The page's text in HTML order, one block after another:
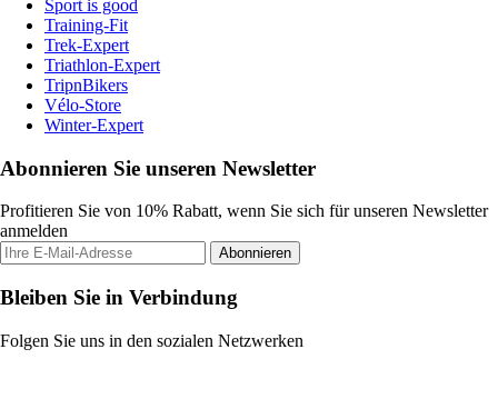
Sport is good
Training-Fit
Trek-Expert
Triathlon-Expert
TripnBikers
Vélo-Store
Winter-Expert
Abonnieren Sie unseren Newsletter
Profitieren Sie von 10% Rabatt, wenn Sie sich für unseren Newsletter
anmelden
Abonnieren
Bleiben Sie in Verbindung
Folgen Sie uns in den sozialen Netzwerken